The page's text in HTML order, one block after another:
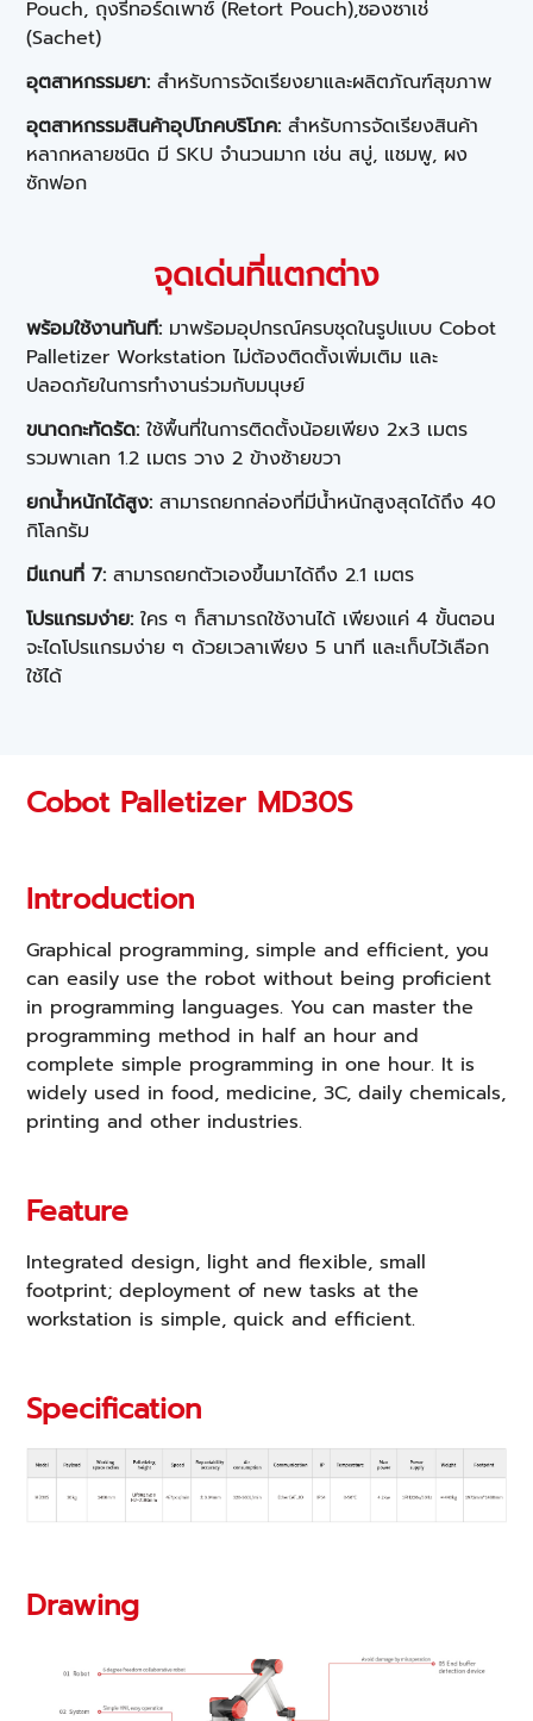
Pouch, ถุงรีทอร์ดเพาซ์ (Retort Pouch),ซองซาเช่
(Sachet)
อุตสาหกรรมยา: สำหรับการจัดเรียงยาและผลิตภัณฑ์สุขภาพ
อุตสาหกรรมสินค้าอุปโภคบริโภค: สำหรับการจัดเรียงสินค้า
หลากหลายชนิด มี SKU จำนวนมาก เช่น สบู่, แชมพู, ผง
ซักฟอก
จุดเด่นที่แตกต่าง
พร้อมใช้งานทันที: มาพร้อมอุปกรณ์ครบชุดในรูปแบบ Cobot
Palletizer Workstation ไม่ต้องติดตั้งเพิ่มเติม และ
ปลอดภัยในการทำงานร่วมกับมนุษย์
ขนาดกะทัดรัด: ใช้พื้นที่ในการติดตั้งน้อยเพียง 2x3 เมตร
รวมพาเลท 1.2 เมตร วาง 2 ข้างซ้ายขวา
ยกน้ำหนักได้สูง: สามารถยกกล่องที่มีน้ำหนักสูงสุดได้ถึง 40
กิโลกรัม
มีแกนที่ 7: สามารถยกตัวเองขึ้นมาได้ถึง 2.1 เมตร
โปรแกรมง่าย: ใคร ๆ ก็สามารถใช้งานได้ เพียงแค่ 4 ขั้นตอน
จะไดโปรแกรมง่าย ๆ ด้วยเวลาเพียง 5 นาที และเก็บไว้เลือก
ใช้ได้
Cobot Palletizer MD30S
Introduction
Graphical programming, simple and efficient, you
can easily use the robot without being proficient
in programming languages. You can master the
programming method in half an hour and
complete simple programming in one hour. It is
widely used in food, medicine, 3C, daily chemicals,
printing and other industries.
Feature
Integrated design, light and flexible, small
footprint; deployment of new tasks at the
workstation is simple, quick and efficient.
Specification
Drawing